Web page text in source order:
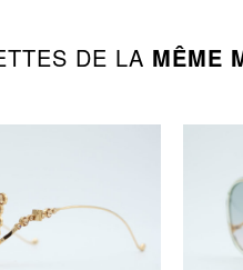
DE LA MÊME